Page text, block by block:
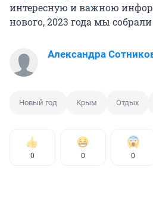
интересную и важною
нового, 2023 года мы
Александра
Новый год Крым Отдых
0 0 0